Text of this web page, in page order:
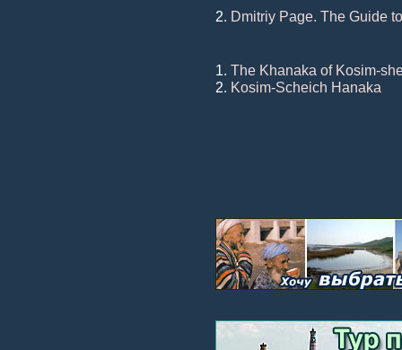
2. Dmitriy Page. The Guide
1. The Khanaka of Kosim-
2. Kosim-Scheich Hanaka